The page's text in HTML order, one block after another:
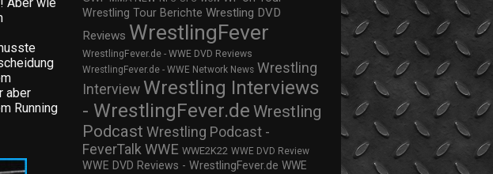
aber
Running
Wrestling Tour Berichte Wrestling DVD
Reviews WrestlingFever
WrestlingFever.de - WWE DVD Reviews
WrestlingFever.de - WWE Network News Wrestling
Interview Wrestling Interviews
- WrestlingFever.de Wrestling
Podcast Wrestling Podcast -
FeverTalk WWE WWE2K22 WWE DVD Review
WWE DVD Reviews - WrestlingFever.de WWE